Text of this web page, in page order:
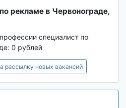
рекламе в Червонограде,
специалист по
0 рублей
рассылку новых вакансий